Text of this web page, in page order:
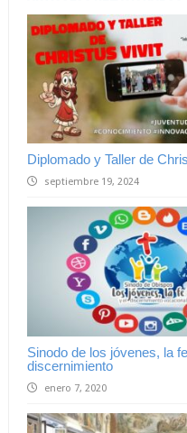
Diplomado y Taller de
septiembre 19, 2024
Sinodo de los jóvenes, la
discernimiento
enero 7, 2020